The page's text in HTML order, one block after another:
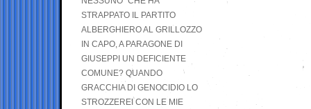
STRAPPATO IL PARTITO
ALBERGHIERO AL GRILLOZZO
IN CAPO, A PARAGONE DI
GIUSEPPI UN DEFICIENTE
COMUNE? QUANDO
GRACCHIA DI GENOCIDIO LO
STROZZEREI CON LE MIE